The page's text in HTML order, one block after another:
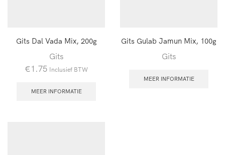
Gits Dal Vada Mix, 200g
Gits
€1.75 Inclusief BTW
MEER INFORMATIE
Gits Gulab Jamun Mix, 100g
Gits
MEER INFORMATIE